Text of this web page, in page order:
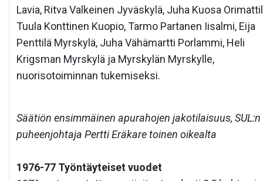
Lavia, Ritva Valkeinen Jyväskylä, Juha Kuosa
Tuula Konttinen Kuopio, Tarmo Partanen Iisalmi, Eija
Penttilä Myrskylä, Juha Vähämartti Porlammi, Heli
Krigsman Myrskylä ja Myrskylän Myrskylle,
nuorisotoiminnan tukemiseksi.
Säätiön ensimmäinen apurahojen jakotilaisuus, SUL:n
puheenjohtaja Pertti Eräkare toinen oikealta
1976-77 Työntäyteiset vuodet